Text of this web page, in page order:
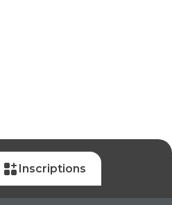
Inscriptions